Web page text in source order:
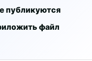
публикуются
файл